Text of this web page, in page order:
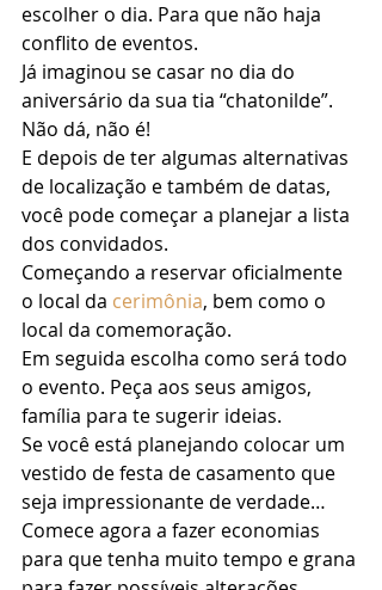
escolher o dia. Para que não haja
conflito de eventos.
Já imaginou se casar no dia do
aniversário da sua tia “chatonilde”.
Não dá, não é!
E depois de ter algumas alternativas
de localização e também de datas,
você pode começar a planejar a lista
dos convidados.
Começando a reservar oficialmente
o local da cerimônia, bem como o
local da comemoração.
Em seguida escolha como será todo
o evento. Peça aos seus amigos,
família para te sugerir ideias.
Se você está planejando colocar um
vestido de festa de casamento que
seja impressionante de verdade…
Comece agora a fazer economias
para que tenha muito tempo e grana